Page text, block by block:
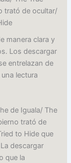
trató de ocultar/
manera clara y
Los descargar
entrelazan de
lectura
de Iguala/ The
trató de
to Hide que
descargar
que la